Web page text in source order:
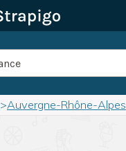
>Auvergne-Rhône-Alpes